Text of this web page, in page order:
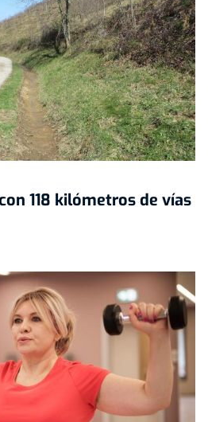
118 kilómetros de vías